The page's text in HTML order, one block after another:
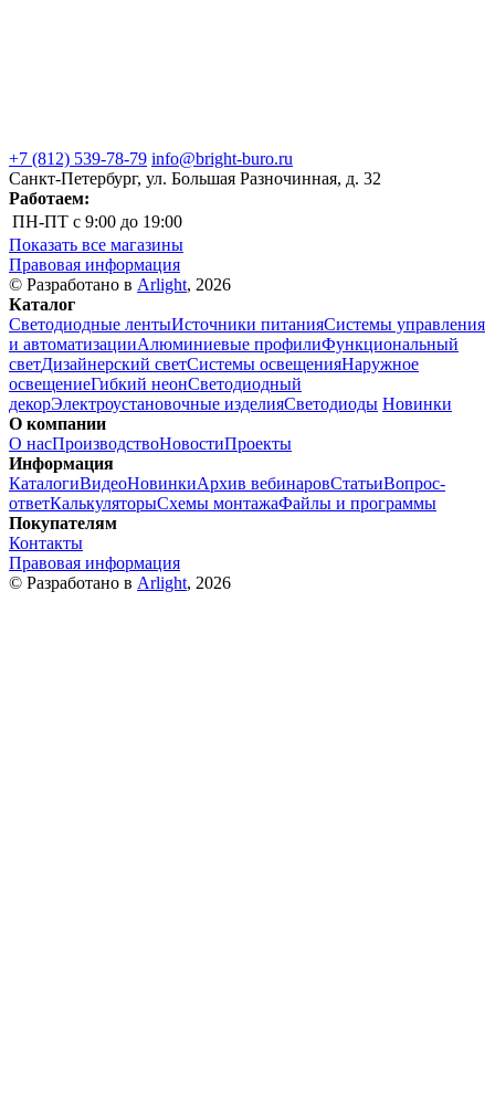
+7 (812) 539-78-79 info@bright-buro.ru
Санкт-Петербург, ул. Большая Разночинная, д. 32
Работаем:
ПН-ПТ с 9:00 до 19:00
Показать все магазины
Правовая информация
© Разработано в Arlight, 2026
Каталог
Светодиодные лентыИсточники питанияСистемы управления
и автоматизацииАлюминиевые профилиФункциональный
светДизайнерский светСистемы освещенияНаружное
освещениеГибкий неонСветодиодный
декорЭлектроустановочные изделияСветодиоды Новинки
О компании
О насПроизводствоНовостиПроекты
Информация
КаталогиВидеоНовинкиАрхив вебинаровСтатьиВопрос-
ответКалькуляторыСхемы монтажаФайлы и программы
Покупателям
Контакты
Правовая информация
© Разработано в Arlight, 2026